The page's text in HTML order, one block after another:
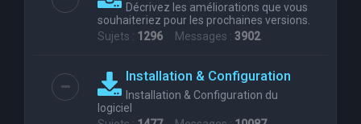
Décrivez les améliorations que vous
souhaiteriez pour les prochaines versions.
Sujets : 1296 Messages : 3902
Installation & Configuration
Installation & Configuration du
logiciel